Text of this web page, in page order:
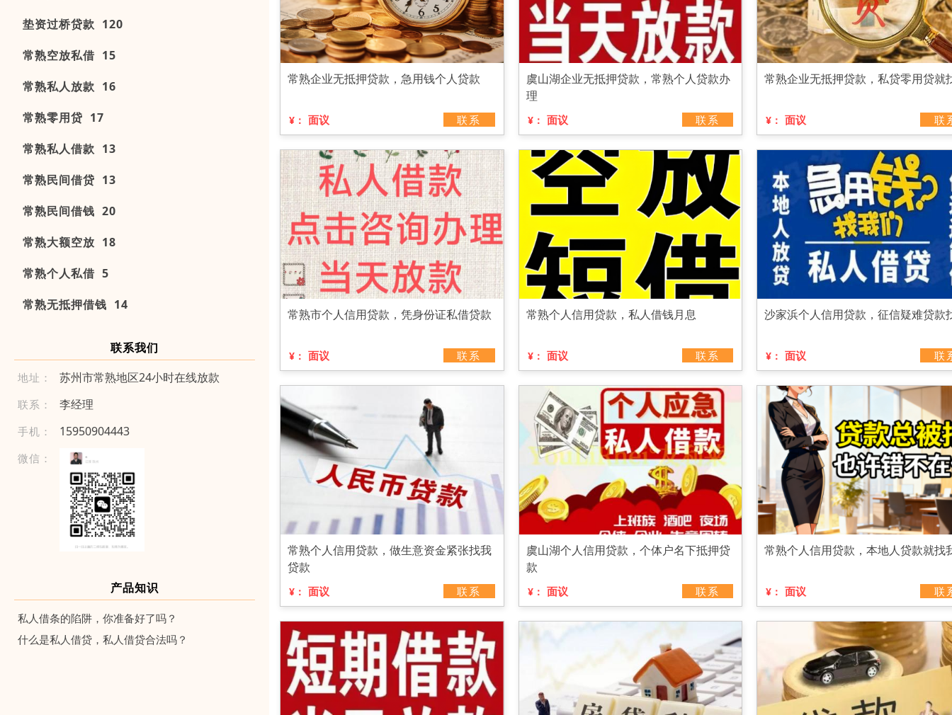
垫资过桥贷款 120
常熟空放私借 15
常熟私人放款 16
常熟零用贷 17
常熟私人借款 13
常熟民间借贷 13
常熟民间借钱 20
常熟大额空放 18
常熟个人私借 5
常熟无抵押借钱 14
联系我们
地址： 苏州市常熟地区24小时在线放款
联系： 李经理
手机： 1 59 5 09 044 43
微信：
产品知识
私人借条的陷阱，你准备好了吗？
什么是私人借贷，私人借贷合法吗？
常熟企业无抵押贷款，急用钱个人贷款
¥： 面议 联系
虞山湖企业无抵押贷款，常熟个人贷款办
理
¥： 面议 联系
常熟企业无抵押贷款，私贷零用贷就
¥： 面议 联
常熟市个人信用贷款，凭身份证私借贷款
¥： 面议 联系
常熟个人信用贷款，私人借钱月息
¥： 面议 联系
沙家浜个人信用贷款，征信疑难贷款
¥： 面议 联
常熟个人信用贷款，做生意资金紧张找我
贷款
¥： 面议 联系
虞山湖个人信用贷款，个体户名下抵押贷
款
¥： 面议 联系
常熟个人信用贷款，本地人贷款就找
¥： 面议 联